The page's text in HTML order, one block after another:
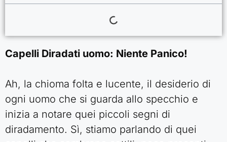
Capelli Diradati uomo: Niente Panico!
Ah, la chioma folta e lucente, il desiderio di
ogni uomo che si guarda allo specchio e
inizia a notare quei piccoli segni di
diradamento. Sì, stiamo parlando di quei